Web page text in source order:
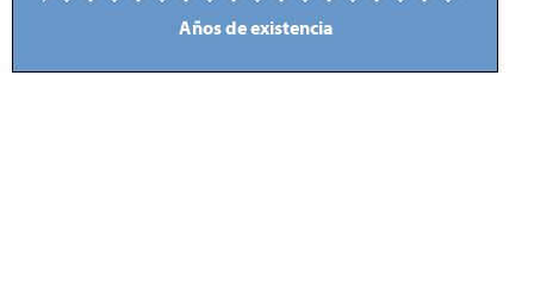
Años de existencia